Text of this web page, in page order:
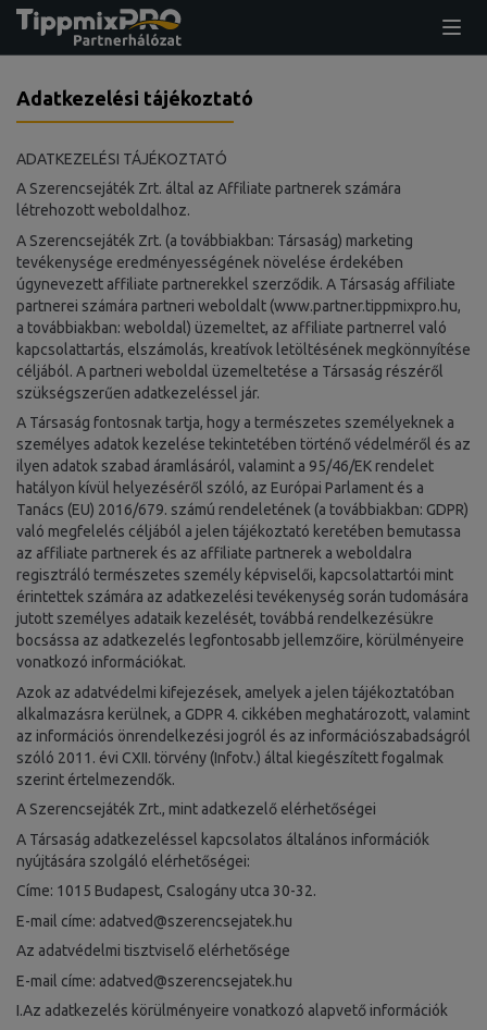
Adatkezelési tájékoztató
ADATKEZELÉSI TÁJÉKOZTATÓ
A Szerencsejáték Zrt. által az Affiliate partnerek számára
létrehozott weboldalhoz.
A Szerencsejáték Zrt. (a továbbiakban: Társaság) marketing
tevékenysége eredményességének növelése érdekében
úgynevezett affiliate partnerekkel szerződik. A Társaság affiliate
partnerei számára partneri weboldalt (www.partner.tippmixpro.hu,
a továbbiakban: weboldal) üzemeltet, az affiliate partnerrel való
kapcsolattartás, elszámolás, kreatívok letöltésének megkönnyítése
céljából. A partneri weboldal üzemeltetése a Társaság részéről
szükségszerűen adatkezeléssel jár.
A Társaság fontosnak tartja, hogy a természetes személyeknek a
személyes adatok kezelése tekintetében történő védelméről és az
ilyen adatok szabad áramlásáról, valamint a 95/46/EK rendelet
hatályon kívül helyezéséről szóló, az Európai Parlament és a
Tanács (EU) 2016/679. számú rendeletének (a továbbiakban: GDPR)
való megfelelés céljából a jelen tájékoztató keretében bemutassa
az affiliate partnerek és az affiliate partnerek a weboldalra
regisztráló természetes személy képviselői, kapcsolattartói mint
érintettek számára az adatkezelési tevékenység során tudomására
jutott személyes adataik kezelését, továbbá rendelkezésükre
bocsássa az adatkezelés legfontosabb jellemzőire, körülményeire
vonatkozó információkat.
Azok az adatvédelmi kifejezések, amelyek a jelen tájékoztatóban
alkalmazásra kerülnek, a GDPR 4. cikkében meghatározott, valamint
az információs önrendelkezési jogról és az információszabadságról
szóló 2011. évi CXII. törvény (Infotv.) által kiegészített fogalmak
szerint értelmezendők.
A Szerencsejáték Zrt., mint adatkezelő elérhetőségei
A Társaság adatkezeléssel kapcsolatos általános információk
nyújtására szolgáló elérhetőségei:
Címe: 1015 Budapest, Csalogány utca 30-32.
E-mail címe: adatved@szerencsejatek.hu
Az adatvédelmi tisztviselő elérhetősége
E-mail címe: adatved@szerencsejatek.hu
I.Az adatkezelés körülményeire vonatkozó alapvető információk